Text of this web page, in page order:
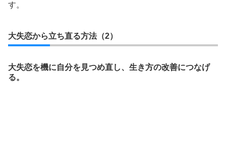
す。
大失恋から立ち直る方法（2）
大失恋を機に自分を見つめ直し、生き方の改善につなげ
る。